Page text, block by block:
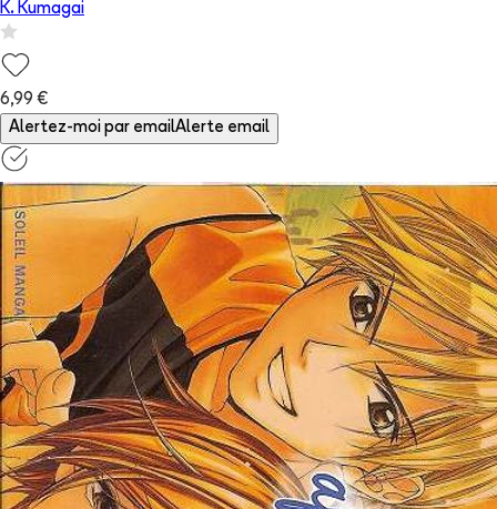
K. Kumagai
6,99 €
Alertez-moi par emailAlerte email